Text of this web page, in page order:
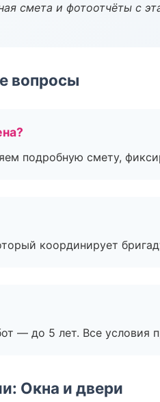
смета и фотоотчёты с
вопросы
подробную смету,
координирует
— до 5 лет. Все условия
Окна и двери